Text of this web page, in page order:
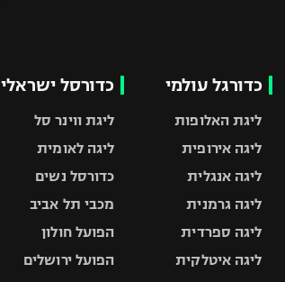
כדורגל עולמי
ליגת האלופות
ליגה אירופית
ליגה אנגלית
ליגה גרמנית
ליגה ספרדית
ליגה איטלקית
כדורסל ישראלי
ליגת ווינר סל
ליגה לאומית
כדורסל נשים
מכבי תל אביב
הפועל חולון
הפועל ירושלים